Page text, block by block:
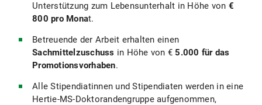
Unterstützung zum Lebensunterhalt in Höhe von €
800 pro Monat.
Betreuende der Arbeit erhalten einen
Sachmittelzuschuss in Höhe von €5.000 für das
Promotionsvorhaben.
Alle Stipendiatinnen und Stipendiaten werden in eine
Hertie-MS-Doktorandengruppe aufgenommen,